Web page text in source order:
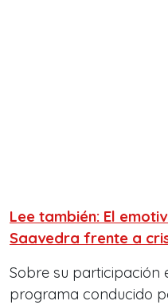
Lee también: El
Saavedra frente a
Sobre su participación
programa conducido